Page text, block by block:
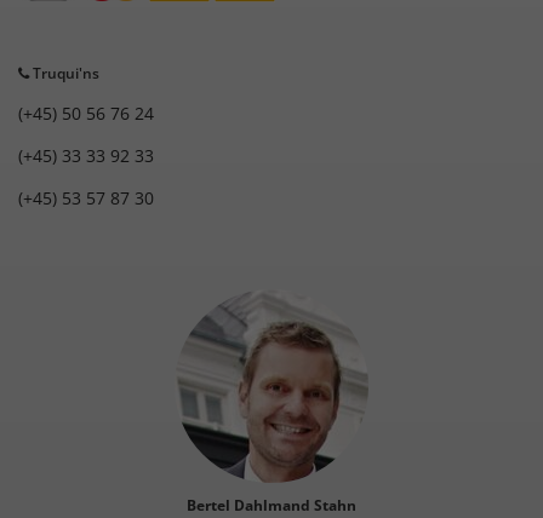
Truqui'ns
(+45) 50 56 76 24
(+45) 33 33 92 33
(+45) 53 57 87 30
Bertel Dahlmand Stahn